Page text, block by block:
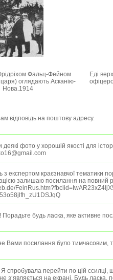
Фальц-Фейном
оглядають Асканію-
Нова.1914
Еді
відповідь на поштову адресу.
фото у хорошій якості для
експертом краєзнавчої тематики
залишаю посилання на повний
будь ласка, яке активне
Вами посилання було тимчасовим,
спробувала перейти по цій
з‘являється на екрані. Будь ласка,